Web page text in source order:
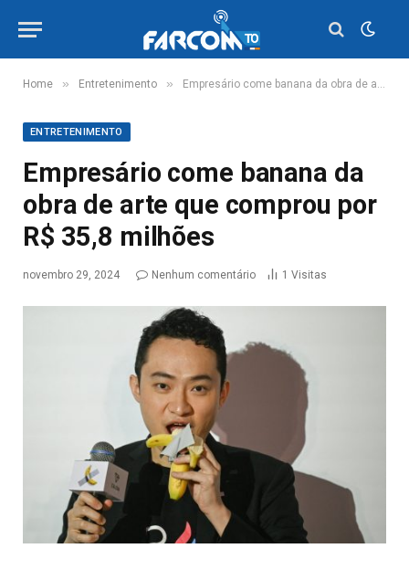
Home » Entretenimento » Empresário come banana da obra de arte que comprou por R$ 35,8 milhões
ENTRETENIMENTO
Empresário come banana da
obra de arte que comprou por
R$ 35,8 milhões
novembro 29, 2024 Nenhum comentário 1 Visitas